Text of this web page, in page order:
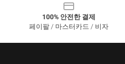
100% 안전한 결제
페이팔 / 마스터카드 / 비자